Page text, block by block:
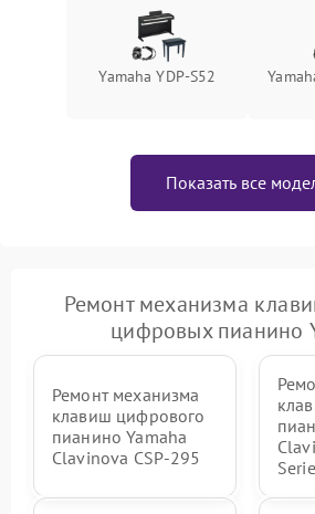
Yamaha YDP-S52
Показать все
Ремонт механизма
цифровых пианино
Ремонт механизма
клавиш цифрового
пианино Yamaha
Clavinova CSP-295